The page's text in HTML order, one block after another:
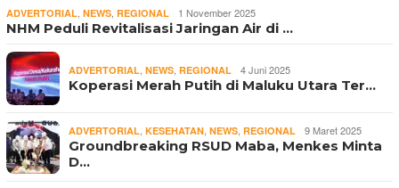
ADVERTORIAL NEWS REGIONAL 1 November 2025
NHM Peduli Revitalisasi Jaringan Air di …
ADVERTORIAL NEWS REGIONAL 4 Juni 2025
Koperasi Merah Putih di Maluku Utara Ter…
ADVERTORIAL KESEHATAN NEWS REGIONAL 9 Maret 2025
Groundbreaking RSUD Maba, Menkes Minta
D…